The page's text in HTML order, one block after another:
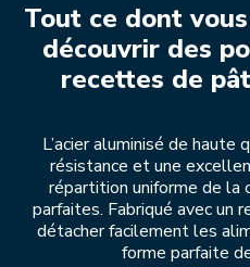
Tout ce dont
découvrir des
recettes de
L’acier aluminisé de
résistance et une
répartition uniforme de la
parfaites. Fabriqué avec un
détacher facilement les
forme parfaite